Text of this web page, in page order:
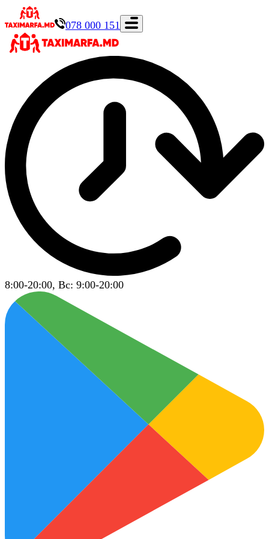
078 000 151
8:00-20:00, Вс: 9:00-20:00